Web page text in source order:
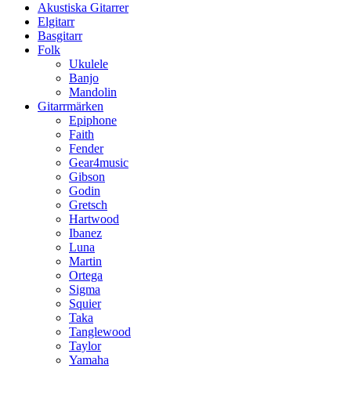
Akustiska Gitarrer
Elgitarr
Basgitarr
Folk
Ukulele
Banjo
Mandolin
Gitarrmärken
Epiphone
Faith
Fender
Gear4music
Gibson
Godin
Gretsch
Hartwood
Ibanez
Luna
Martin
Ortega
Sigma
Squier
Taka
Tanglewood
Taylor
Yamaha